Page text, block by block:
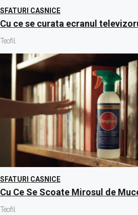
SFATURI CASNICE
Cu ce se curata ecranul
Teofil
SFATURI CASNICE
Cu Ce Se Scoate Mirosul de
Teofil